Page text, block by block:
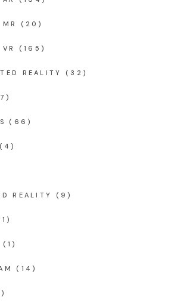
(20)
(165)
REALITY (32)
(66)
(4)
REALITY (9)
(1)
(14)